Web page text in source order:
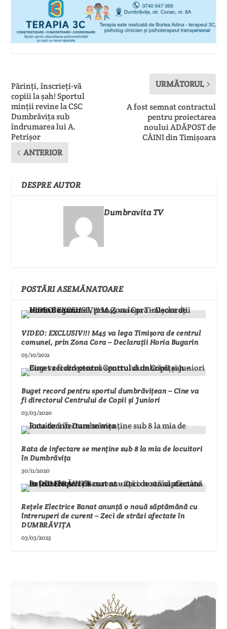
Părinți, înscrieți-vă
copiii la șah! Sportul
minții revine la CSC
Dumbrăvița sub
îndrumarea lui A.
Petrișor
ANTERIOR
URMĂTORUL
A fost semnat contractul
pentru proiectarea
noului ADĂPOST de
CÂINI din Timișoara
DESPRE AUTOR
Dumbravita TV
POSTĂRI ASEMĂNATOARE
VIDEO: EXCLUSIV!!! M45 va lega Timișora de centrul
comunei, prin Zona Cora – Declarații Horia Bugarin
05/10/2021
Buget record pentru sportul dumbrăvițean – Cine va
fi directorul Centrului de Copii și Juniori
03/03/2020
Rata de infectare se menține sub 8 la mia de locuitori
în Dumbrăvița
30/11/2020
Rețele Electrice Banat anunță o nouă săptămână cu
întreruperi de curent – Zeci de străzi afectate în
DUMBRĂVIȚA
03/03/2025